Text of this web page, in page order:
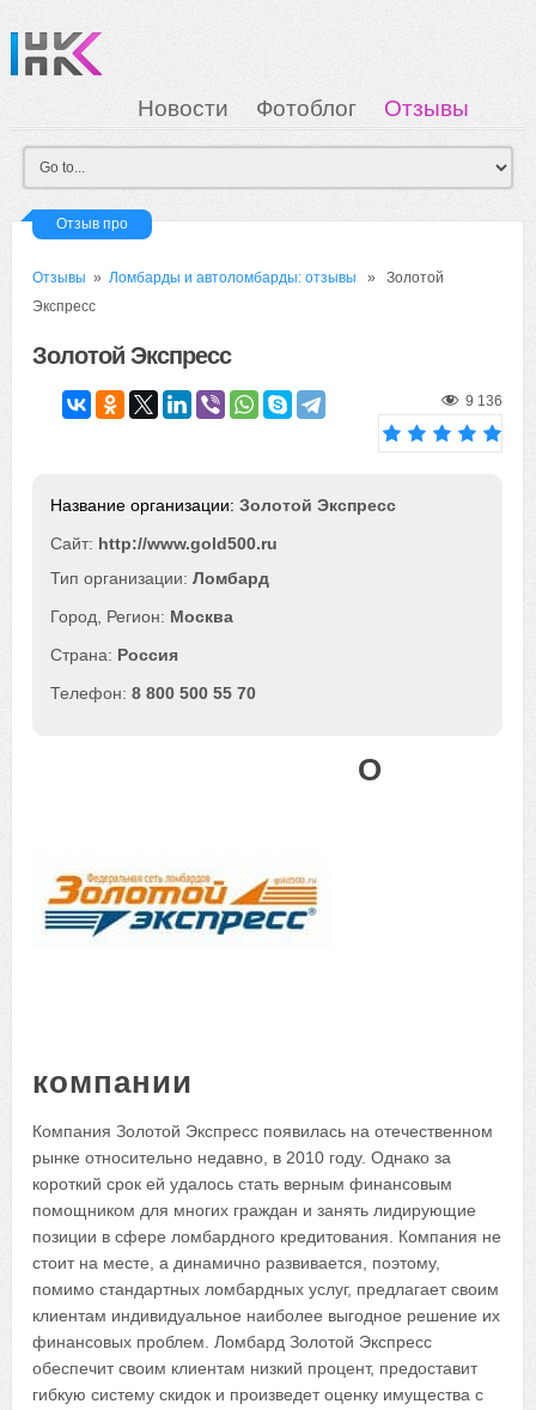
Новости Фотоблог
Отзывы
Загрузка
Мои Картинки Вход
Отзыв про
Отзывы »Ломбарды и автоломбарды: отзывы » Золотой
Экспресс
Золотой Экспресс
9 136
Золотой Экспресс
Сайт: http://www.gold500.ru
Ломбард
Москва
Россия
8 800 500 55 70
О
компании
Компания Золотой Экспресс появилась на отечественном
рынке относительно недавно, в 2010 году. Однако за
короткий срок ей удалось стать верным финансовым
помощником для многих граждан и занять лидирующие
позиции в сфере ломбардного кредитования. Компания не
стоит на месте, а динамично развивается, поэтому,
помимо стандартных ломбардных услуг, предлагает своим
клиентам индивидуальное наиболее выгодное решение их
финансовых проблем. Ломбард Золотой Экспресс
обеспечит своим клиентам низкий процент, предоставит
гибкую систему скидок и произведет оценку имущества с